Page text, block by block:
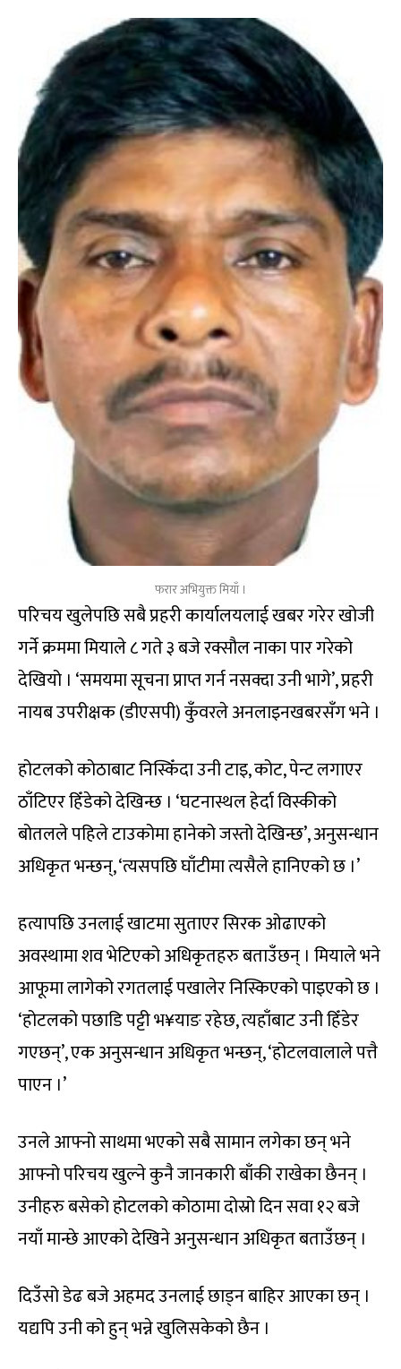
फरार अभियुक्त मियाँ ।
परिचय खुलेपछि सबै प्रहरी कार्यालयलाई खबर गरेर खोजी
गर्ने क्रममा मियाले ८ गते ३ बजे रक्सौल नाका पार गरेको
देखियो । ‘समयमा सूचना प्राप्त गर्न नसक्दा उनी भागे’, प्रहरी
नायब उपरीक्षक (डीएसपी) कुँवरले अनलाइनखबरसँग भने ।
होटलको कोठाबाट निस्किँदा उनी टाइ, कोट, पेन्ट लगाएर
ठाँटिएर हिँडेको देखिन्छ । ‘घटनास्थल हेर्दा विस्कीको
बोतलले पहिले टाउकोमा हानेको जस्तो देखिन्छ’, अनुसन्धान
अधिकृत भन्छन्, ‘त्यसपछि घाँटीमा त्यसैले हानिएको छ ।’
हत्यापछि उनलाई खाटमा सुताएर सिरक ओढाएको
अवस्थामा शव भेटिएको अधिकृतहरु बताउँछन् । मियाले भने
आफूमा लागेको रगतलाई पखालेर निस्किएको पाइएको छ ।
‘होटलको पछाडि पट्टी भ¥याङ रहेछ, त्यहाँबाट उनी हिँडेर
गएछन्’, एक अनुसन्धान अधिकृत भन्छन्, ‘होटलवालाले पत्तै
पाएन ।’
उनले आफ्नो साथमा भएको सबै सामान लगेका छन् भने
आफ्नो परिचय खुल्ने कुनै जानकारी बाँकी राखेका छैनन् ।
उनीहरु बसेको होटलको कोठामा दोस्रो दिन सवा १२ बजे
नयाँ मान्छे आएको देखिने अनुसन्धान अधिकृत बताउँछन् ।
दिउँसो डेढ बजे अहमद उनलाई छाड्न बाहिर आएका छन् ।
यद्यपि उनी को हुन् भन्ने खुलिसकेको छैन ।